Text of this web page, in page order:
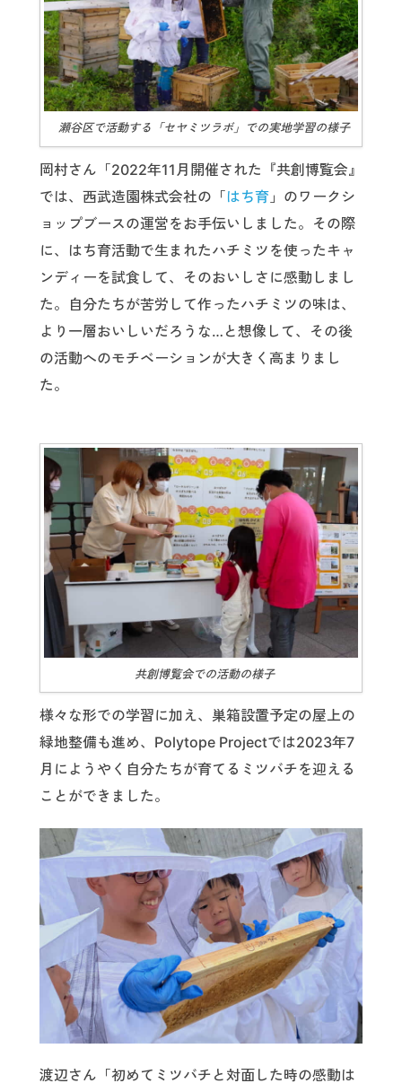
瀬谷区で活動する「セヤミツラボ」での実地学習の様子
岡村さん「2022年11月開催された『共創博覧会』
では、西武造園株式会社の「はち育 」のワークシ
ョップブースの運営をお手伝いしました。その際
に、はち育活動で生まれたハチミツを使ったキャ
ンディーを試食して、そのおいしさに感動しまし
た。自分たちが苦労して作ったハチミツの味は、
より一層おいしいだろうな…と想像して、その後
の活動へのモチベーションが大きく高まりまし
た。
共創博覧会での活動の様子
様々な形での学習に加え、巣箱設置予定の屋上の
緑地整備も進め、Polytope Projectでは2023年7
月にようやく自分たちが育てるミツバチを迎える
ことができました。
渡辺さん「初めてミツバチと対面した時の感動は